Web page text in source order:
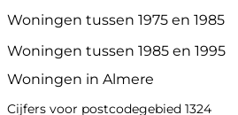
Woningen tussen 1975 en 1985
Woningen tussen 1985 en 1995
Woningen in Almere
Cijfers voor postcodegebied 1324